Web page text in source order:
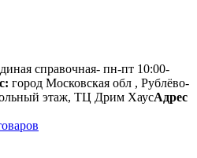
справочная- пн-пт 10:00-
город Московская обл , Рублёво-
этаж, ТЦ Дрим ХаусАдрес